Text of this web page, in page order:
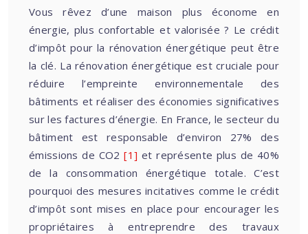
Vous rêvez d’une maison plus économe en
énergie, plus confortable et valorisée ? Le crédit
d’impôt pour la rénovation énergétique peut être
la clé. La rénovation énergétique est cruciale pour
réduire l’empreinte environnementale des
bâtiments et réaliser des économies significatives
sur les factures d’énergie. En France, le secteur du
bâtiment est responsable d’environ 27% des
émissions de CO2[1] et représente plus de 40%
de la consommation énergétique totale. C’est
pourquoi des mesures incitatives comme le crédit
d’impôt sont mises en place pour encourager les
propriétaires à entreprendre des travaux